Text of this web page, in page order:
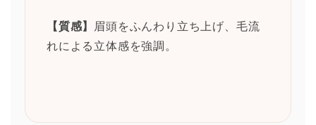
【質感】
眉頭をふんわり立ち上げ、毛流
れによる立体感を強調。